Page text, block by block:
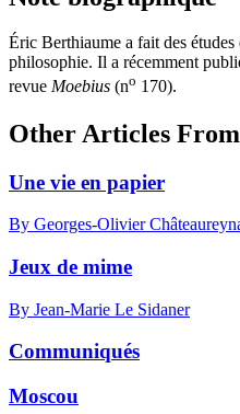
Éric Berthiaume a fait des
philosophie. Il a récemment
revue Moebius (no 170).
Other Articles
Une vie en papier
By Georges-Olivier
Jeux de mime
By Jean-Marie Le Sidaner
Communiqués
Moscou